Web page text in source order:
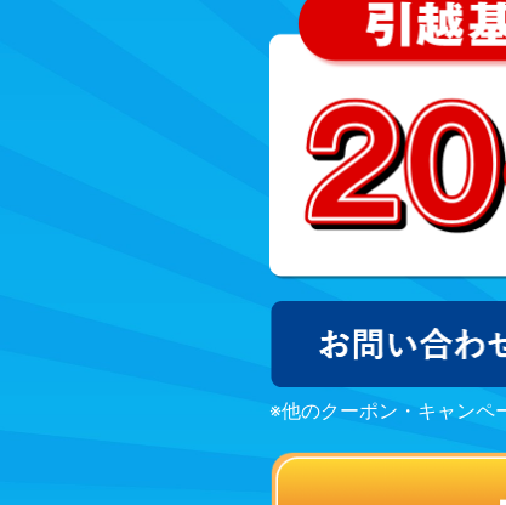
※他のクーポン・キャンペ